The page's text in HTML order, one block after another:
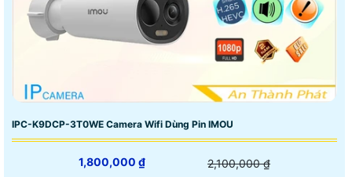
IPC-K9DCP-3T0WE Camera Wifi Dùng Pin IMOU
1,800,000 ₫ 2,100,000 ₫